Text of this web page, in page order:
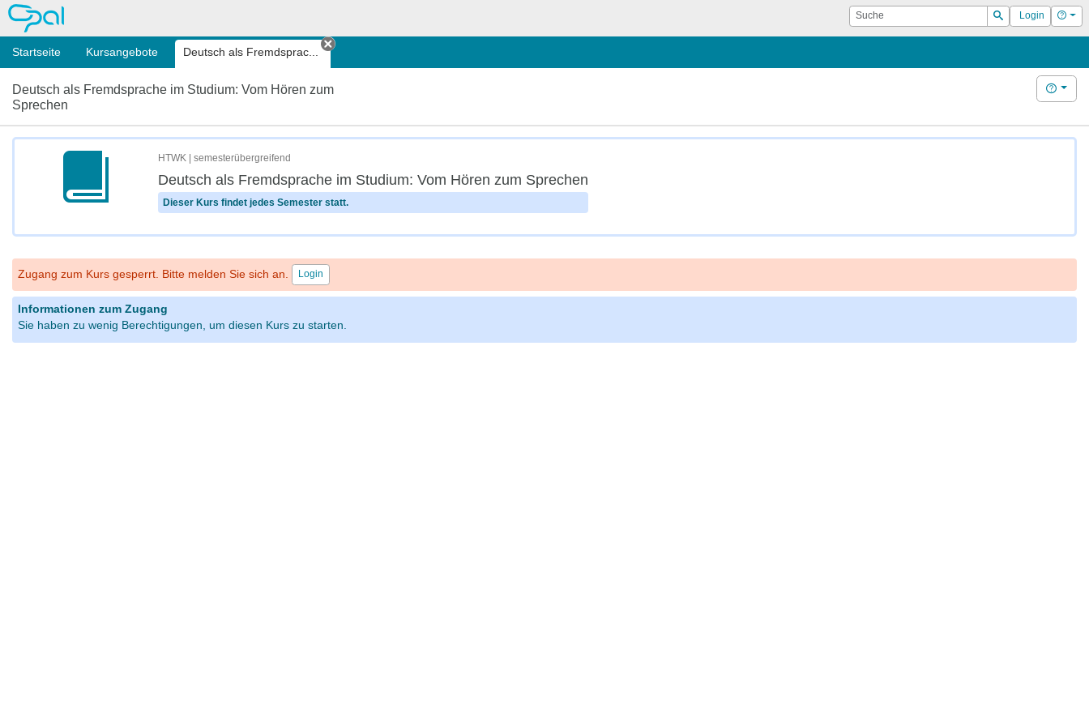
OPAL Suche
Suchen
Login Hilfe
Startseite Kursangebote Deutsch als Fremdsprac...
Tab schließen
Deutsch als Fremdsprache im Studium: Vom Hören zum
Sprechen
Hilfe
HTWK | semesterübergreifend
Deutsch als Fremdsprache im Studium: Vom Hören zum Sprechen
Dieser Kurs findet jedes Semester statt.
Zugang zum Kurs gesperrt. Bitte melden Sie sich an. Login
Informationen zum Zugang
Sie haben zu wenig Berechtigungen, um diesen Kurs zu starten.